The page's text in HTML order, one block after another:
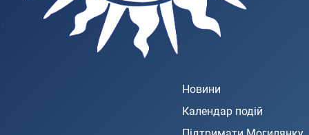
Новини
Календар подій